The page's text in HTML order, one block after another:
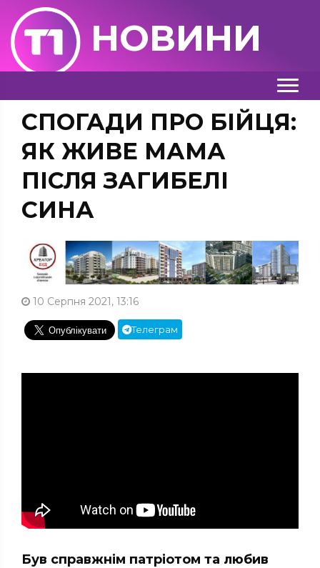
НОВИНИ
СПОГАДИ ПРО БІЙЦЯ:
ЯК ЖИВЕ МАМА
ПІСЛЯ ЗАГИБЕЛІ
СИНА
10 Серпня 2021, 13:16
Телеграм
Був справжнім патріотом та любив